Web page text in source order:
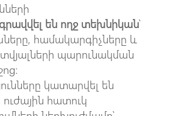
են ողջ տեխնիկան՝
համակարգիչները և
պարունակման
կատարվել են
հատուկ